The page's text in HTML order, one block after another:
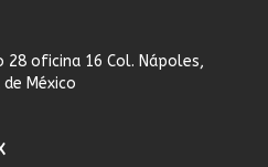
28 oficina 16 Col. Nápoles,
México